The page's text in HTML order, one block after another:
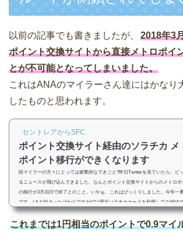
以前の記事でも書きましたが、
2018年3
ポイント交換サイトから直接メトロポイ
とが不可能となってしまいました。
これはANAのマイラーさん達にはかなり
したものと思われます。
セントレアからSFC
ポイント交換サイト経由のソラチカ メ
ポイント移行ができくなります
陸マイラーの方々にとっては衝撃的なできごと?昨日Twitterを見ていたら、ビ
るニュースが飛び込んできました。なんとポイント交換サイトからのメトロポ
の移行が3月31日で終了とのこと。いやぁ、これはびっくりしました。今年一
です。(まだ始まったばかりですが(^^;)最近ソラチカカードを利用してのANA
の交換に関して、様々な噂は飛び交っていました。交換比率が悪化してしまう
と思っていたら、完全にルート閉鎖とは。以前書いていた記事についても、
これまでは1円相当のポイントで0.9マイ